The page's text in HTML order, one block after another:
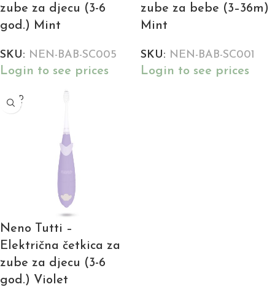
zube za djecu (3-6
god.) Mint
SKU: NEN-BAB-SC005
Login to see prices
zube za bebe (3–36m)
Mint
SKU: NEN-BAB-SC001
Login to see prices
SOLD
OUT
Neno Tutti –
Električna četkica za
zube za djecu (3-6
god.) Violet